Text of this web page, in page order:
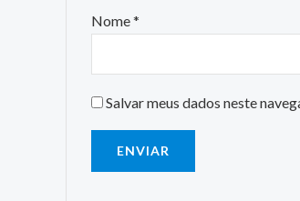
Nome*
Salvar meus dados neste